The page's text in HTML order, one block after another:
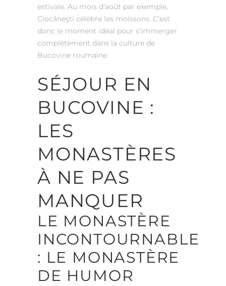
estivale. Au mois d’août par exemple,
Ciocăneşti célèbre les moissons. C’est
donc le moment idéal pour s’immerger
complètement dans la culture de
Bucovine roumaine.
SÉJOUR EN
BUCOVINE :
LES
MONASTÈRES
À NE PAS
MANQUER
LE MONASTÈRE
INCONTOURNABLE
: LE MONASTÈRE
DE HUMOR